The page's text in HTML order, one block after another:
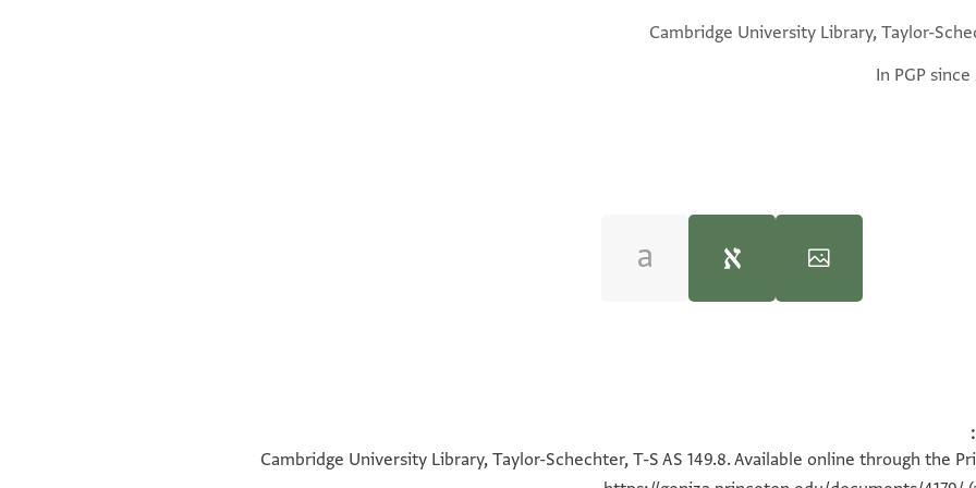
Cambridge University Library, Taylor-
In PGP
Cambridge University Library, Taylor-Schechter, T-S AS 149.8. Available online through the